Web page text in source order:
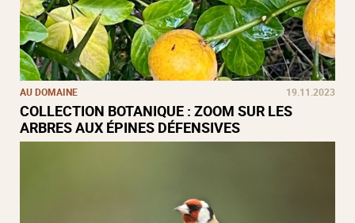
AU DOMAINE 19.11.2023
COLLECTION BOTANIQUE : ZOOM SUR LES
ARBRES AUX ÉPINES DÉFENSIVES